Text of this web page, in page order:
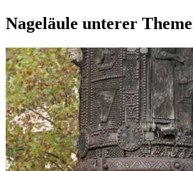
Nageläule unterer